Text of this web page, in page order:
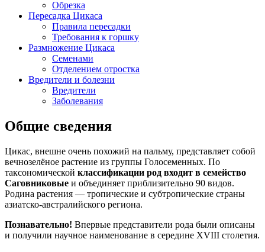
Обрезка
Пересадка Цикаса
Правила пересадки
Требования к горшку
Размножение Цикаса
Семенами
Отделением отростка
Вредители и болезни
Вредители
Заболевания
Общие сведения
Цикас, внешне очень похожий на пальму, представляет собой
вечнозелёное растение из группы Голосеменных. По
таксономической классификации род входит в семейство
Саговниковые и объединяет приблизительно 90 видов.
Родина растения — тропические и субтропические страны
азиатско-австралийского региона.
Познавательно! Впервые представители рода были описаны
и получили научное наименование в середине XVIII столетия.